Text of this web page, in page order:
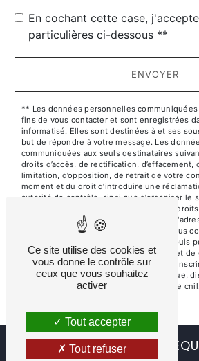
En cochant cette case,
particulières ci-dessous **
ENVOYER
** Les données personnelles
fins de vous contacter et sont enregistrées
informatisé. Elles sont destinées à et ses
but de répondre à votre message. Les
communiquées aux seuls destinataires
droits d’accès, de rectification, d’effacement,
limitation, d’opposition, de retrait de votre
moment et du droit d’introduire une
autorité de contrôle, ainsi que d’organiser le
post-mortem. Vous pouvez exercer ces
l'adresse ou par courrier électronique à
d'identité pourra vous être demandé. Nous
pendant la période de prise de contact puis
prescription légale aux fins probatoires et
contentieux. Vous avez le droit de vous
d'opposition au démarchage téléphonique,
Bloctel.gouv.fr
. Consultez le site
RECHERCHES
Ce site utilise des cookies et
vous donne le contrôle sur
ceux que vous souhaitez
activer
Tout accepter
Tout refuser